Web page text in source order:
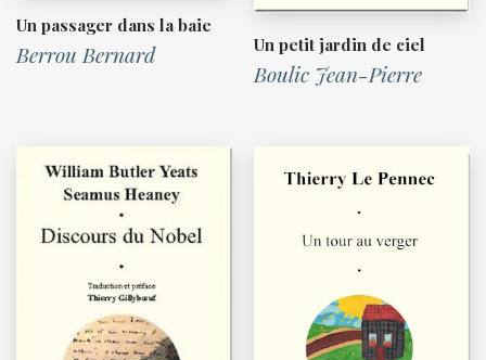
Un passager dans la baie
Berrou Bernard Un petit jardin de ciel
Boulic Jean-Pierre